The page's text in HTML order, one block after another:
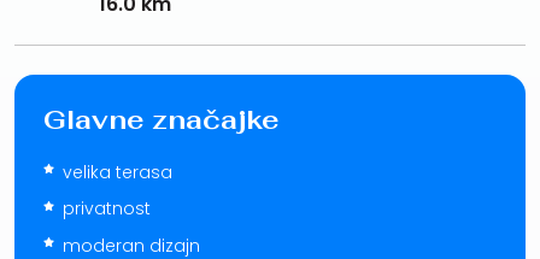
Glavne značajke
velika terasa
privatnost
moderan dizajn